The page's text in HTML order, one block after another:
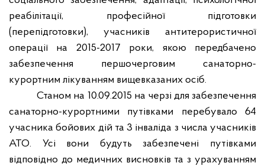
реабілітації, професійної підготовки
(перепідготовки), учасників антитерористичної
операції на 2015-2017 роки, якою передбачено
забезпечення першочерговим санаторно-
курортним лікуванням вищевказаних осіб.
Станом на 10.09.2015 на черзі для забезпечення
санаторно-курортними путівками перебувало 64
учасника бойових дій та 3 інваліда з числа учасників
АТО. Усі вони будуть забезпечені путівками
відповідно до медичних висновків та з урахуванням